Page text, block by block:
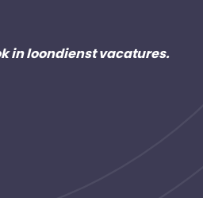
in loondienst vacatures.